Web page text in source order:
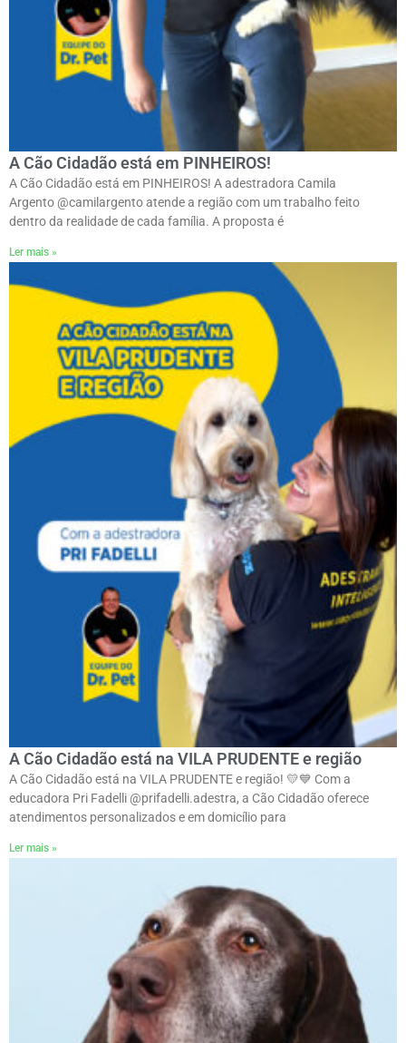
A Cão Cidadão está em PINHEIROS!
A Cão Cidadão está em PINHEIROS! A adestradora Camila
Argento @camilargento atende a região com um trabalho feito
dentro da realidade de cada família. A proposta é
Ler mais »
A Cão Cidadão está na VILA PRUDENTE e região
A Cão Cidadão está na VILA PRUDENTE e região! 💛💙 Com a
educadora Pri Fadelli @prifadelli.adestra, a Cão Cidadão oferece
atendimentos personalizados e em domicílio para
Ler mais »